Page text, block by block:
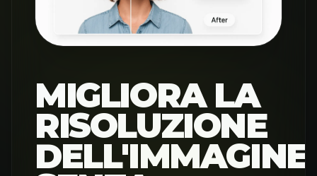
MIGLIORA LA
RISOLUZIONE
DELL'IMMAGINE